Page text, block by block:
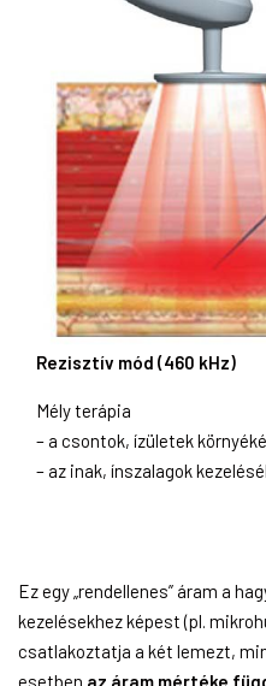
Rezisztív mód (460 kHz)
Mély terápia
– a csontok, ízületek
– az inak, ínszalagok
Ez egy „rendellenes” áram a
kezelésekhez képest (pl.
csatlakoztatja a két lemezt,
esetben az áram mértéke